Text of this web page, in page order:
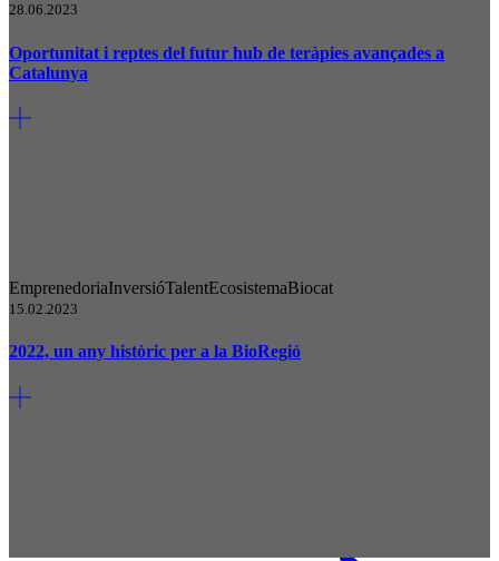
28.06.2023
Oportunitat i reptes del futur hub de teràpies avançades a
Catalunya
EmprenedoriaInversióTalentEcosistemaBiocat
15.02.2023
2022, un any històric per a la BioRegió